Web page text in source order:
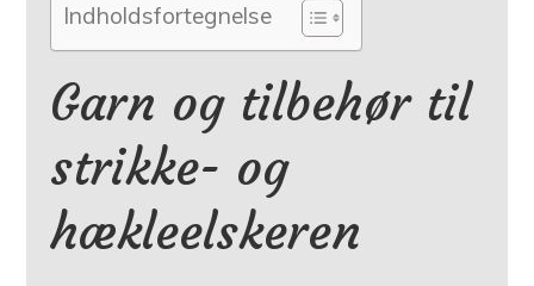
Indholdsfortegnelse
Garn og tilbehør til
strikke- og
hækleelskeren